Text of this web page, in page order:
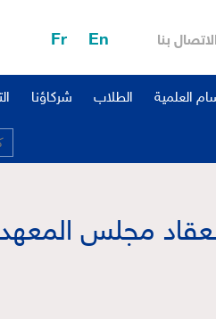
الاتصال بنا En
Fr
العلمية الطلاب شركاؤنا
مجلس المعهد